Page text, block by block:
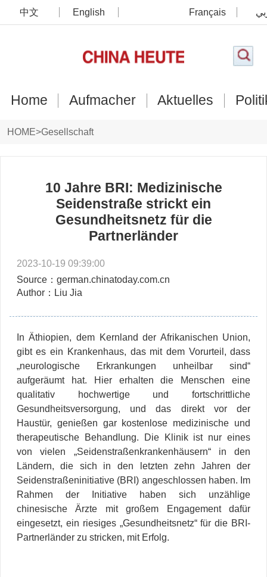
中文 English Français
Home Aufmacher Aktuelles
HOME>Gesellschaft
10 Jahre BRI: Medizinische
Seidenstraße strickt ein
Gesundheitsnetz für die
Partnerländer
2023-10-19 09:39:00
Source：german.chinatoday.com.cn
Author：Liu Jia
In Äthiopien, dem Kernland der Afrikanischen Union,
gibt es ein Krankenhaus, das mit dem Vorurteil, dass
„neurologische Erkrankungen unheilbar sind“
aufgeräumt hat. Hier erhalten die Menschen eine
qualitativ hochwertige und fortschrittliche
Gesundheitsversorgung, und das direkt vor der
Haustür, genießen gar kostenlose medizinische und
therapeutische Behandlung. Die Klinik ist nur eines
von vielen „Seidenstraßenkrankenhäusern“ in den
Ländern, die sich in den letzten zehn Jahren der
Seidenstraßeninitiative (BRI) angeschlossen haben. Im
Rahmen der Initiative haben sich unzählige
chinesische Ärzte mit großem Engagement dafür
eingesetzt, ein riesiges „Gesundheitsnetz“ für die BRI-
Partnerländer zu stricken, mit Erfolg.